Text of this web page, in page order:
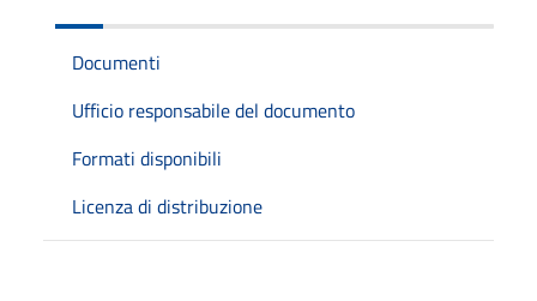
Documenti
Ufficio responsabile del documento
Formati disponibili
Licenza di distribuzione